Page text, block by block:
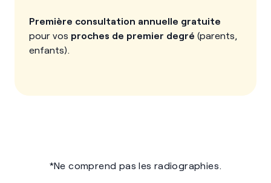
Première consultation annuelle gratuite
pour vos proches de premier degré (parents,
enfants).
*Ne comprend pas les radiographies.